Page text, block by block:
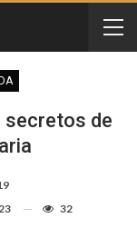
secretos de
32